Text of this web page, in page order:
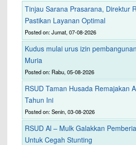
Tinjau Sarana Prasarana, Direktur
Pastikan Layanan Optimal
Posted on: Jumat, 07-08-2026
Kudus mulai urus izin
Muria
Posted on: Rabu, 05-08-2026
RSUD Taman Husada Remajakan
Tahun Ini
Posted on: Senin, 03-08-2026
RSUD Al – Mulk Galakkan
Untuk Cegah Stunting